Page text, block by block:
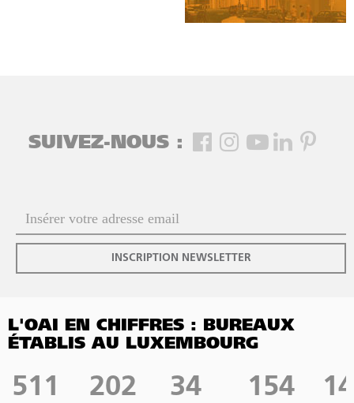
SUIVEZ-NOUS :
INSCRIPTION NEWSLETTER
L'OAI EN CHIFFRES : BUREAUX
ÉTABLIS AU LUXEMBOURG
511 202 34 154 14